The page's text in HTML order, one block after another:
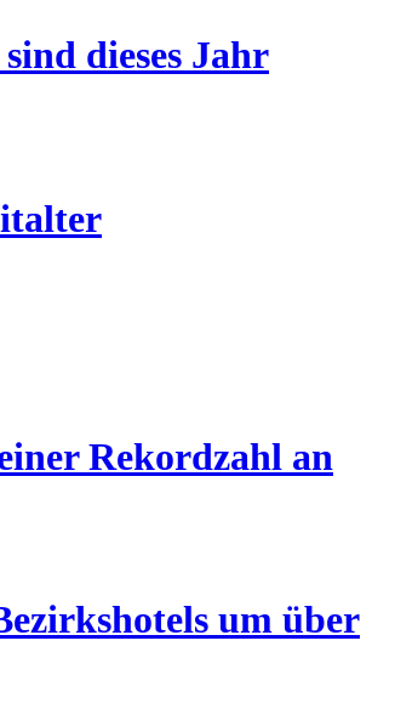
dieses Jahr
Rekordzahl an
um über